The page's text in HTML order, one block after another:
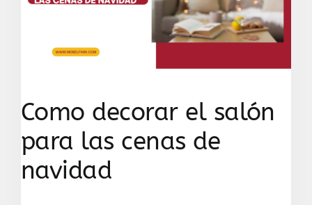
Como decorar el salón
para las cenas de
navidad